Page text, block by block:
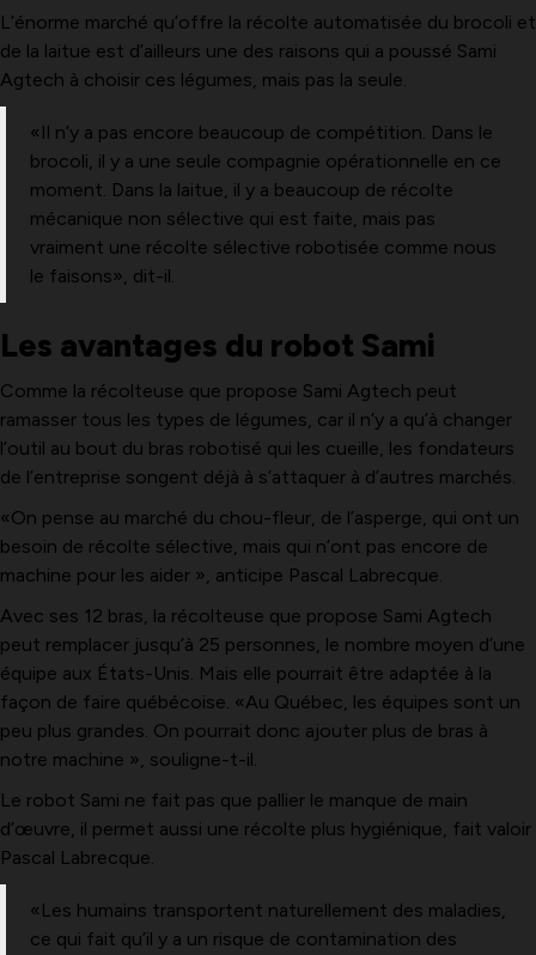
L’énorme marché qu’offre la récolte automatisée du brocoli et
de la laitue est d’ailleurs une des raisons qui a poussé Sami
Agtech à choisir ces légumes, mais pas la seule.
«Il n’y a pas encore beaucoup de compétition. Dans le
brocoli, il y a une seule compagnie opérationnelle en ce
moment. Dans la laitue, il y a beaucoup de récolte
mécanique non sélective qui est faite, mais pas
vraiment une récolte sélective robotisée comme nous
le faisons», dit-il.
Les avantages du robot Sami
Comme la récolteuse que propose Sami Agtech peut
ramasser tous les types de légumes, car il n’y a qu’à changer
l’outil au bout du bras robotisé qui les cueille, les fondateurs
de l’entreprise songent déjà à s’attaquer à d’autres marchés.
«On pense au marché du chou-fleur, de l’asperge, qui ont un
besoin de récolte sélective, mais qui n’ont pas encore de
machine pour les aider », anticipe Pascal Labrecque.
Avec ses 12 bras, la récolteuse que propose Sami Agtech
peut remplacer jusqu’à 25 personnes, le nombre moyen d’une
équipe aux États-Unis. Mais elle pourrait être adaptée à la
façon de faire québécoise. «Au Québec, les équipes sont un
peu plus grandes. On pourrait donc ajouter plus de bras à
notre machine », souligne-t-il.
Le robot Sami ne fait pas que pallier le manque de main
d’œuvre, il permet aussi une récolte plus hygiénique, fait valoir
Pascal Labrecque.
«Les humains transportent naturellement des maladies,
ce qui fait qu’il y a un risque de contamination des